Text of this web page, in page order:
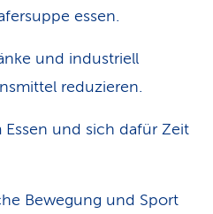
essen.
und industriell
reduzieren.
Essen und sich dafür Zeit
Bewegung und Sport